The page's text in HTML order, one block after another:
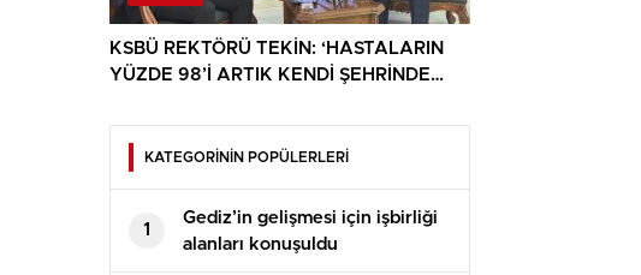
KSBÜ REKTÖRÜ TEKİN: ‘HASTALARIN
YÜZDE 98’İ ARTIK KENDİ ŞEHRİNDE
KATEGORİNİN POPÜLERLERİ
1
Gediz’in gelişmesi için işbirliği
alanları konuşuldu